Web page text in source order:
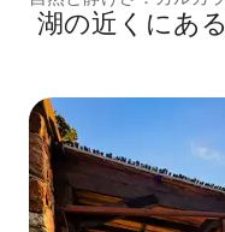
湖の近くにあ